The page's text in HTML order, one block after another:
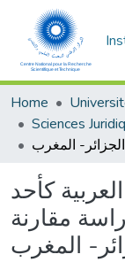
Home
كأحد
مقارنة
المغرب